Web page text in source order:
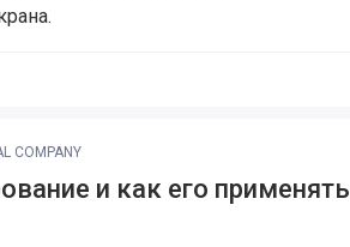
COMPANY
и как его применять